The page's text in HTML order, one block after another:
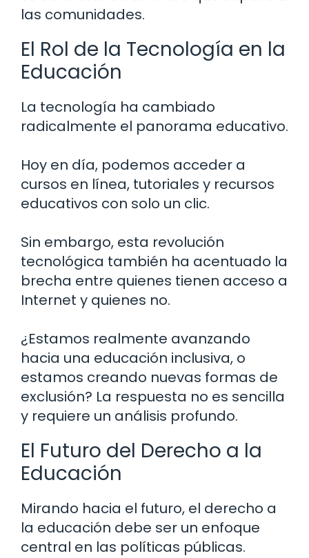
las comunidades.
El Rol de la Tecnología en la
Educación
La tecnología ha cambiado
radicalmente el panorama educativo.
Hoy en día, podemos acceder a
cursos en línea, tutoriales y recursos
educativos con solo un clic.
Sin embargo, esta revolución
tecnológica también ha acentuado la
brecha entre quienes tienen acceso a
Internet y quienes no.
¿Estamos realmente avanzando
hacia una educación inclusiva, o
estamos creando nuevas formas de
exclusión? La respuesta no es sencilla
y requiere un análisis profundo.
El Futuro del Derecho a la
Educación
Mirando hacia el futuro, el derecho a
la educación debe ser un enfoque
central en las políticas públicas.